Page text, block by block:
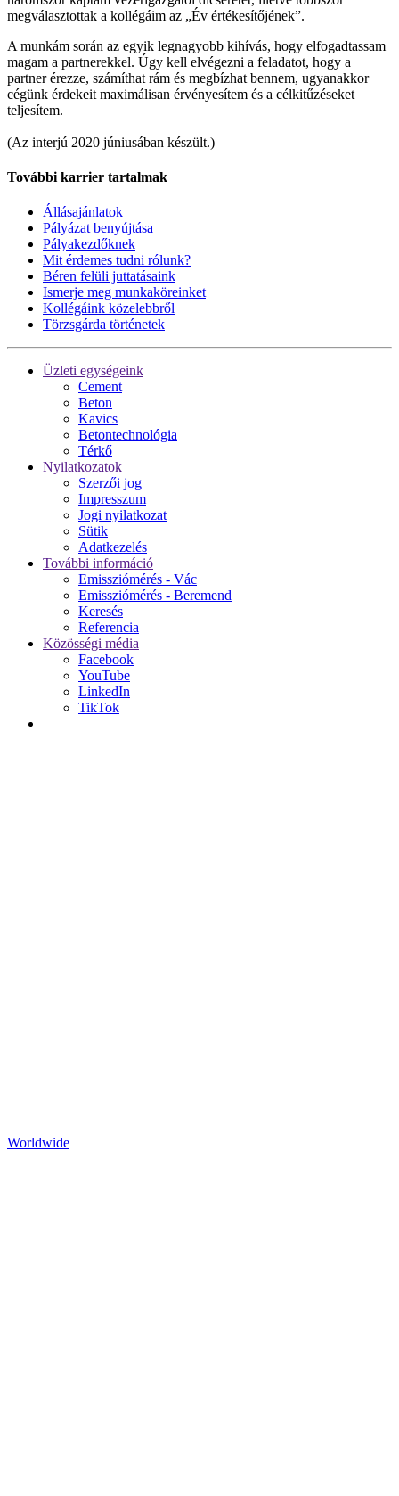
megválasztottak a kollégáim az „Év értékesítőjének”.
A munkám során az egyik legnagyobb kihívás, hogy elfogadtassam
magam a partnerekkel. Úgy kell elvégezni a feladatot, hogy a
partner érezze, számíthat rám és megbízhat bennem, ugyanakkor
cégünk érdekeit maximálisan érvényesítem és a célkitűzéseket
teljesítem.
(Az interjú 2020 júniusában készült.)
További karrier tartalmak
Állásajánlatok
Pályázat benyújtása
Pályakezdőknek
Mit érdemes tudni rólunk?
Béren felüli juttatásaink
Ismerje meg munkaköreinket
Kollégáink közelebbről
Törzsgárda történetek
Üzleti egységeink
Cement
Beton
Kavics
Betontechnológia
Térkő
Nyilatkozatok
Szerzői jog
Impresszum
Jogi nyilatkozat
Sütik
Adatkezelés
További információ
Emissziómérés - Vác
Emissziómérés - Beremend
Keresés
Referencia
Közösségi média
Facebook
YouTube
LinkedIn
TikTok
Worldwide